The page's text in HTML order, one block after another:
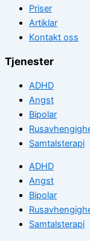
Priser
Artiklar
Kontakt oss
Tjenester
ADHD
Angst
Bipolar
Samtalsterapi
ADHD
Angst
Bipolar
Samtalsterapi